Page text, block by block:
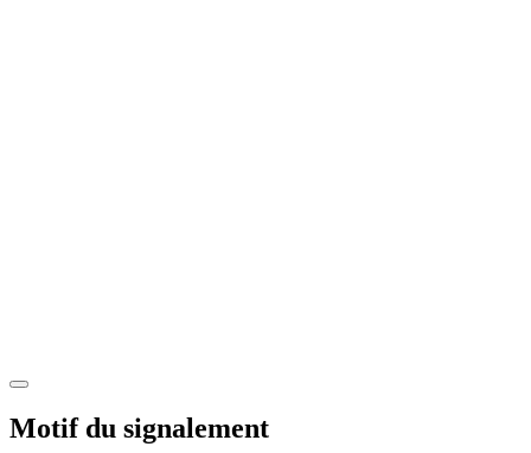
Motif du signalement